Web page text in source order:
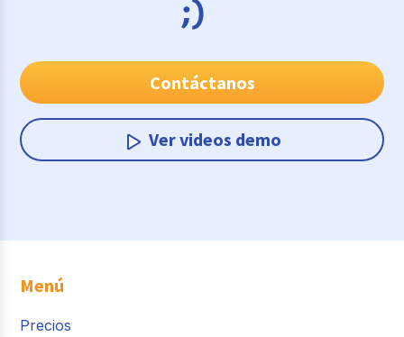
Contáctanos
Ver videos demo
Menú
Precios